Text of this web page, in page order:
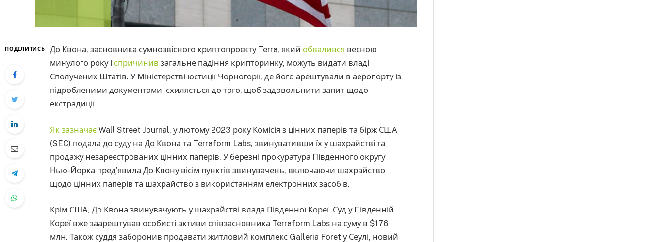
ПОДІЛИТИСЬ До Квона, засновника сумнозвісного криптопроєкту Terra, який обвалився весною
минулого року і спричинив загальне падіння крипторинку, можуть видати владі
Сполучених Штатів. У Міністерстві юстиції Чорногорії, де його арештували в аеропорту із
підробленими документами, схиляється до того, щоб задовольнити запит щодо
екстрадиції.
Як зазначає Wall Street Journal, у лютому 2023 року Комісія з цінних паперів та бірж США
(SEC) подала до суду на До Квона та Terraform Labs, звинувативши їх у шахрайстві та
продажу незареєстрованих цінних паперів. У березні прокуратура Південного округу
Нью-Йорка пред’явила До Квону вісім пунктів звинувачень, включаючи шахрайство
щодо цінних паперів та шахрайство з використанням електронних засобів.
Крім США, До Квона звинувачують у шахрайстві влада Південної Кореї. Суд у Південній
Кореї вже заарештував особисті активи співзасновника Terraform Labs на суму в $176
млн. Також суддя заборонив продавати житловий комплекс Galleria Foret у Сеулі, новий